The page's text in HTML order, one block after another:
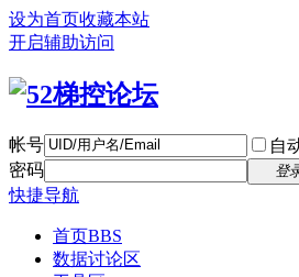
设为首页收藏本站
开启辅助访问
帐号 自
密码
登
快捷导航
首页BBS
数据讨论区